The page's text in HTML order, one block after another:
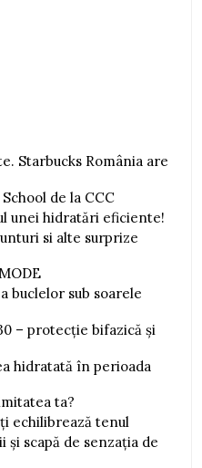
Starbucks România are
de la CCC
unei hidratări eficiente!
si alte surprize
buclelor sub soarele
– protecție bifazică și
hidratată în perioada
ta?
echilibrează tenul
și scapă de senzația de